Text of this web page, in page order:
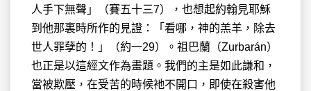
人手下無聲」（賽五十三7），也想起約翰見耶穌
到他那裏時所作的見證：「看哪，神的羔羊，除去
世人罪孽的！」（約一29）。祖巴蘭（Zurbarán）
也正是以這經文作為畫題。我們的主是如此謙和，
當被欺壓，在受苦的時候衪不開口，即使在殺害他